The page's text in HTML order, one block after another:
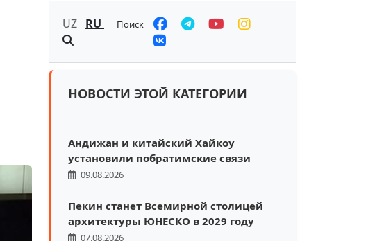
UZ RU Поиск
НОВОСТИ ЭТОЙ КАТЕГОРИИ
Андижан и китайский Хайкоу
установили побратимские связи
09.08.2026
Пекин станет Всемирной столицей
архитектуры ЮНЕСКО в 2029 году
07.08.2026